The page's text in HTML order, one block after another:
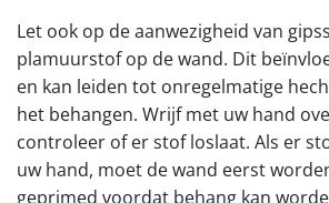
Let ook op de aanwezigheid van
plamuurstof op de wand. Dit
en kan leiden tot onregelmatige
het behangen. Wrijf met uw hand
controleer of er stof loslaat. Als er
uw hand, moet de wand eerst
geprimed voordat behang kan